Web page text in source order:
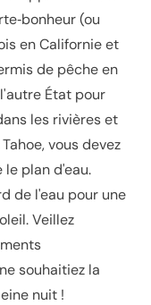
(ou
en Californie et
de pêche en
État pour
les rivières et
vous devez
plan d'eau.
de l'eau pour une
Veillez
souhaitiez la
nuit !